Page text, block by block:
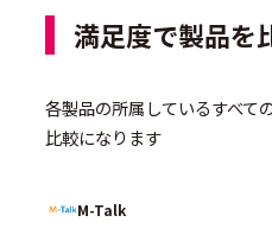
満足度で製品を
各製品の所属しているすべて
比較になります
M-Talk